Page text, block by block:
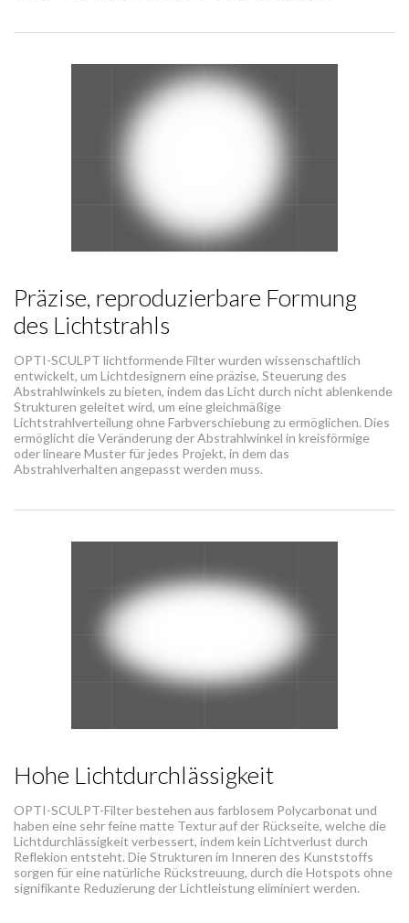
Präzise, reproduzierbare Formung
des Lichtstrahls
OPTI-SCULPT lichtformende Filter wurden wissenschaftlich
entwickelt, um Lichtdesignern eine präzise, Steuerung des
Abstrahlwinkels zu bieten, indem das Licht durch nicht ablenkende
Strukturen geleitet wird, um eine gleichmäßige
Lichtstrahlverteilung ohne Farbverschiebung zu ermöglichen. Dies
ermöglicht die Veränderung der Abstrahlwinkel in kreisförmige
oder lineare Muster für jedes Projekt, in dem das
Abstrahlverhalten angepasst werden muss.
Hohe Lichtdurchlässigkeit
OPTI-SCULPT-Filter bestehen aus farblosem Polycarbonat und
haben eine sehr feine matte Textur auf der Rückseite, welche die
Lichtdurchlässigkeit verbessert, indem kein Lichtverlust durch
Reflekion entsteht. Die Strukturen im Inneren des Kunststoffs
sorgen für eine natürliche Rückstreuung, durch die Hotspots ohne
signifikante Reduzierung der Lichtleistung eliminiert werden.